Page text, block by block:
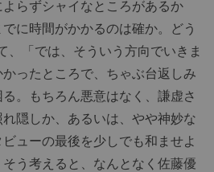
らずシャイなところがあるか
に時間がかかるのは確か。どう
、「では、そういう方向でいきま
ったところで、ちゃぶ台返しみ
。もちろん悪意はなく、謙虚さ
隠しか、あるいは、やや神妙な
ューの最後を少しでも和ませよ
う考えると、なんとなく佐藤優